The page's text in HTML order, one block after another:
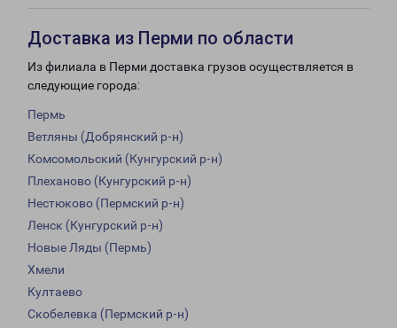
Доставка из Перми по области
Из филиала в Перми доставка грузов осуществляется в
следующие города:
Пермь
Ветляны (Добрянский р-н)
Комсомольский (Кунгурский р-н)
Плеханово (Кунгурский р-н)
Нестюково (Пермский р-н)
Ленск (Кунгурский р-н)
Новые Ляды (Пермь)
Хмели
Култаево
Скобелевка (Пермский р-н)